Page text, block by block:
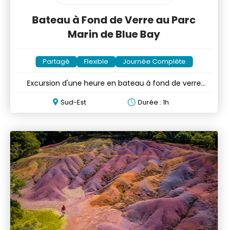
Bateau à Fond de Verre au Parc
Marin de Blue Bay
Partagé Flexible Journée Complète
Excursion d'une heure en bateau à fond de verre
Sud-Est Durée : 1h